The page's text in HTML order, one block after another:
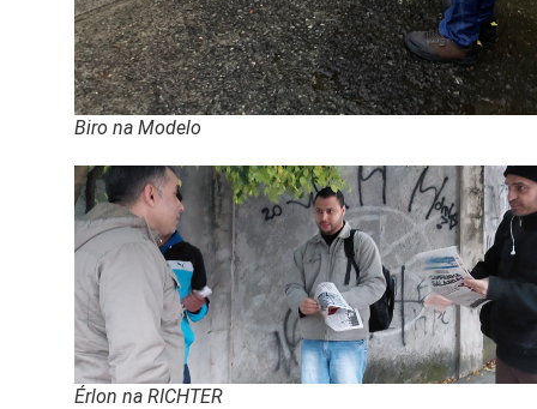
Biro na Modelo
Érlon na RICHTER